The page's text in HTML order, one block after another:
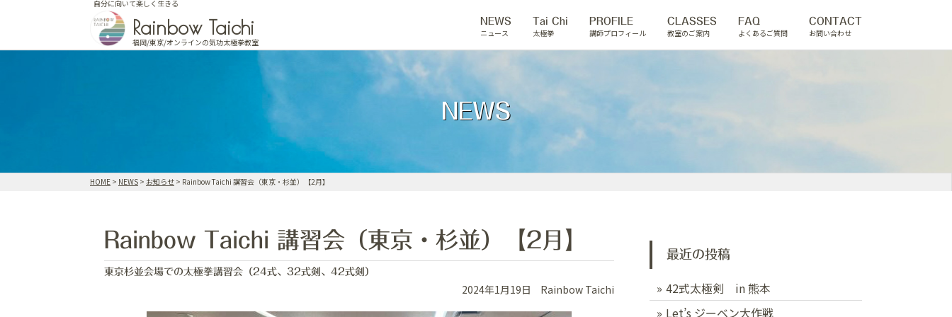
自分に向いて楽しく生きる
Rainbow Taichi
福岡/東京/オンラインの気功太極拳教室
NEWS
ニュース
Tai Chi
太極拳
PROFILE
講師プロフィール
CLASSES
教室のご案内
FAQ
よくあるご質問
CONTACT
お問い合わせ
NEWS
HOME > NEWS > お知らせ > Rainbow Taichi 講習会（東京・杉並）【2月】
Rainbow Taichi 講習会（東京・杉並）【2月】
東京杉並会場での太極拳講習会（24式、32式剣、42式剣）
2024年1月19日 Rainbow Taichi
最近の投稿
42式太極剣 in 熊本
Let’s ジーベン大作戦